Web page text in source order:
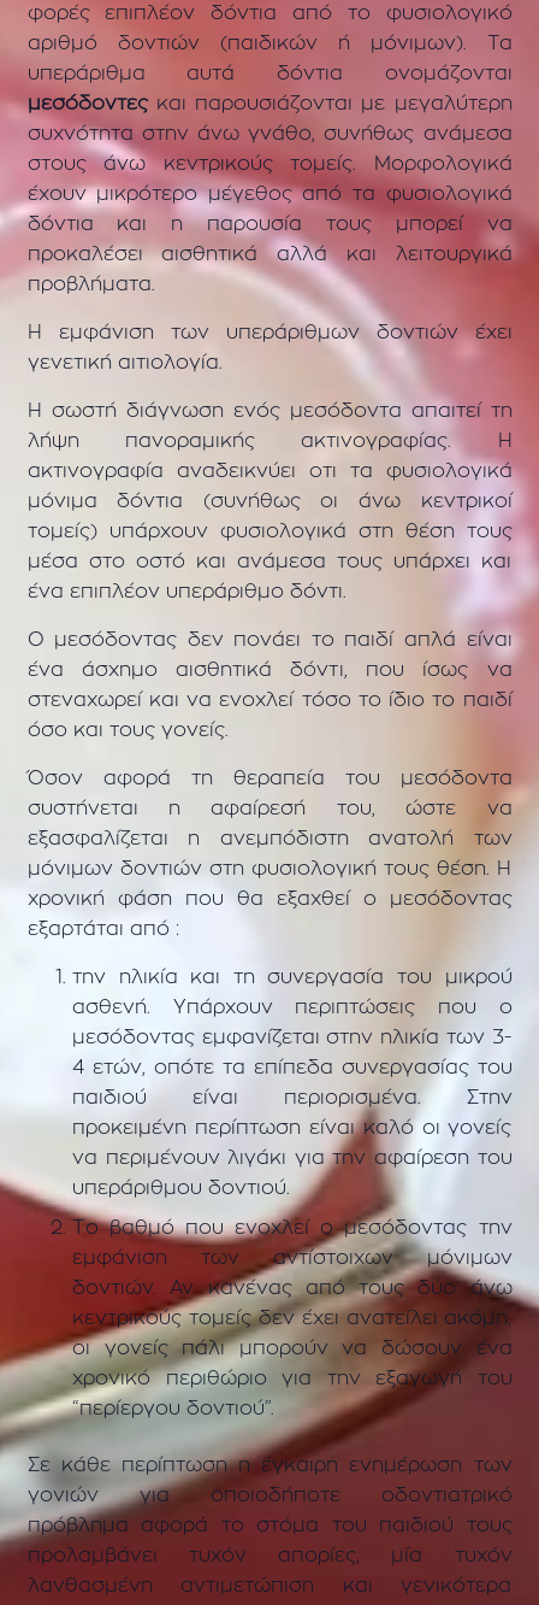
φορές επιπλέον δόντια από το φυσιολογικό
αριθμό δοντιών (παιδικών ή μόνιμων). Τα
υπεράριθμα αυτά δόντια ονομάζονται
μεσόδοντεςκαι παρουσιάζονται με μεγαλύτερη
συχνότητα στην άνω γνάθο, συνήθως ανάμεσα
στους άνω κεντρικούς τομείς. Μορφολογικά
έχουν μικρότερο μέγεθος από τα φυσιολογικά
δόντια και η παρουσία τους μπορεί να
προκαλέσει αισθητικά αλλά και λειτουργικά
προβλήματα.
Η εμφάνιση των υπεράριθμων δοντιών έχει
γενετική αιτιολογία.
Η σωστή διάγνωση ενός μεσόδοντα απαιτεί τη
λήψη πανοραμικής ακτινογραφίας. Η
ακτινογραφία αναδεικνύει οτι τα φυσιολογικά
μόνιμα δόντια (συνήθως οι άνω κεντρικοί
τομείς) υπάρχουν φυσιολογικά στη θέση τους
μέσα στο οστό και ανάμεσα τους υπάρχει και
ένα επιπλέον υπεράριθμο δόντι.
Ο μεσόδοντας δεν πονάει το παιδί απλά είναι
ένα άσχημο αισθητικά δόντι, που ίσως να
στεναχωρεί και να ενοχλεί τόσο το ίδιο το παιδί
όσο και τους γονείς.
Όσον αφορά τη θεραπεία του μεσόδοντα
συστήνεται η αφαίρεσή του, ώστε να
εξασφαλίζεται η ανεμπόδιστη ανατολή των
μόνιμων δοντιών στη φυσιολογική τους θέση. Η
χρονική φάση που θα εξαχθεί ο μεσόδοντας
εξαρτάται από :
την ηλικία και τη συνεργασία του μικρού
ασθενή. Υπάρχουν περιπτώσεις που ο
μεσόδοντας εμφανίζεται στην ηλικία των 3-
4 ετών, οπότε τα επίπεδα συνεργασίας του
παιδιού είναι περιορισμένα. Στην
προκειμένη περίπτωση είναι καλό οι γονείς
να περιμένουν λιγάκι για την αφαίρεση του
υπεράριθμου δοντιού.
Το βαθμό που ενοχλεί ο μεσόδοντας την
εμφάνιση των αντίστοιχων μόνιμων
δοντιών. Αν κανένας από τους δύο άνω
κεντρικούς τομείς δεν έχει ανατείλει ακόμη,
οι γονείς πάλι μπορούν να δώσουν ένα
χρονικό περιθώριο για την εξαγωγή του
“περίεργου δοντιού”.
Σε κάθε περίπτωση η έγκαιρη ενημέρωση των
γονιών για οποιοδήποτε οδοντιατρικό
πρόβλημα αφορά το στόμα του παιδιού τους
προλαμβάνει τυχόν απορίες, μία τυχόν
λανθασμένη αντιμετώπιση και γενικότερα